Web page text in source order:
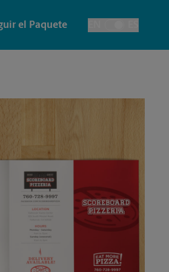
Time-Saving Kiosk
el Paquete
Alternar el